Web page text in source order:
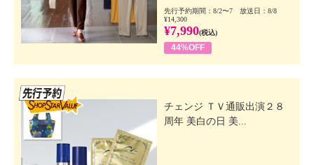
先行予約期間：8/2〜7 放送日：8/8
¥14,300
¥7,990(税込)
44%OFF
チェンジ ＴＶ通販出演２８
周年 美白の日 美...